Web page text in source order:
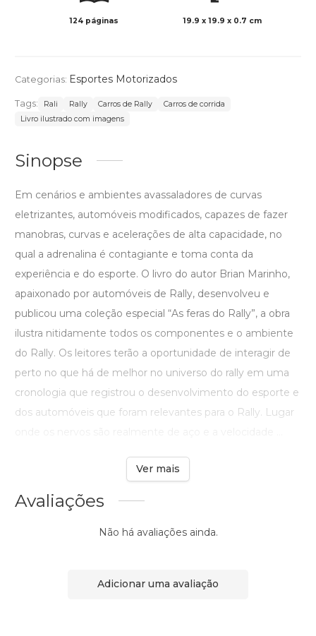
124 páginas 19.9 x 19.9 x 0.7 cm
Categorias: Esportes Motorizados
Tags: Rali Rally Carros de Rally
Carros de corrida
Livro ilustrado com imagens
Sinopse
Em cenários e ambientes avassaladores de curvas
eletrizantes, automóveis modificados, capazes de fazer
manobras, curvas e acelerações de alta capacidade, no
qual a adrenalina é contagiante e toma conta da
experiência e do esporte. O livro do autor Brian Marinho,
apaixonado por automóveis de Rally, desenvolveu e
publicou uma coleção especial “As feras do Rally”, a obra
ilustra nitidamente todos os componentes e o ambiente
do Rally. Os leitores terão a oportunidade de interagir de
perto no que há de melhor no universo do rally em uma
cronologia que registrou o desenvolvimento do esporte e
dos automóveis que foram relevantes para o Rally. Lugar
Ver mais
Avaliações
Não há avaliações ainda.
Adicionar uma avaliação